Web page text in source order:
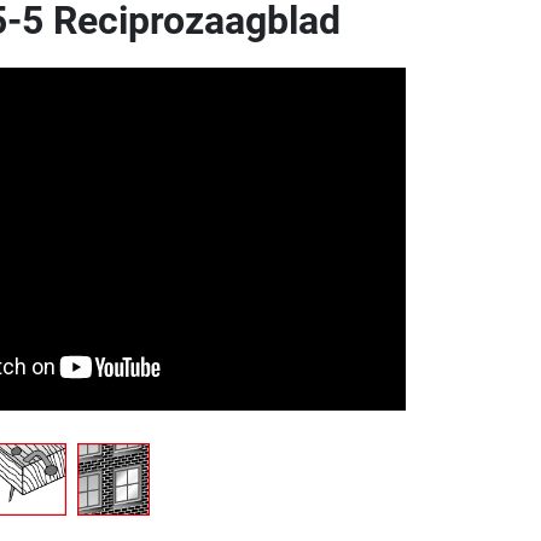
5 Reciprozaagblad